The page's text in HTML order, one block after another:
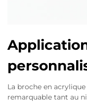
La broche en
remarquable tant au